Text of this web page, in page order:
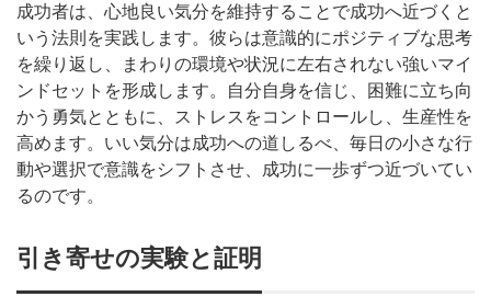
成功者は、心地良い気分を維持することで成功へ近づくと
いう法則を実践します。彼らは意識的にポジティブな思考
を繰り返し、まわりの環境や状況に左右されない強いマイ
ンドセットを形成します。自分自身を信じ、困難に立ち向
かう勇気とともに、ストレスをコントロールし、生産性を
高めます。いい気分は成功への道しるべ、毎日の小さな行
動や選択で意識をシフトさせ、成功に一歩ずつ近づいてい
るのです。
引き寄せの実験と証明